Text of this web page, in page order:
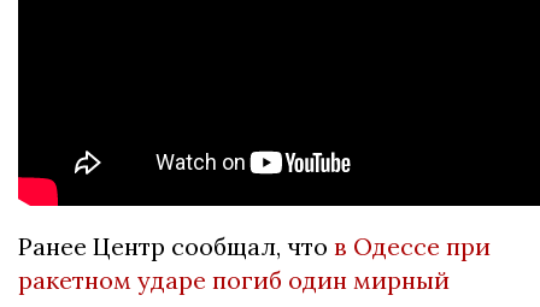
Ранее Центр сообщал, что в Одессе при
ракетном ударе погиб один мирный